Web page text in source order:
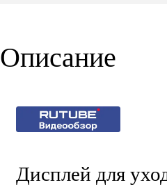
Описание
Дисплей для